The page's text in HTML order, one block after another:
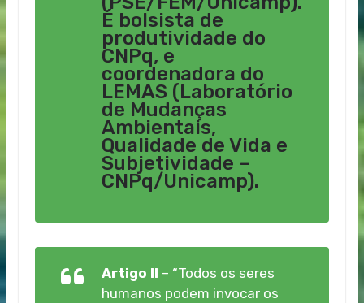
É bolsista de
produtividade do
CNPq, e
coordenadora do
LEMAS (Laboratório
de Mudanças
Ambientais,
Qualidade de Vida e
Subjetividade –
CNPq/Unicamp).
Artigo II – “Todos os seres
humanos podem invocar os